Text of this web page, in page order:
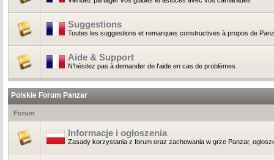
Suggestions
Toutes les suggestions et remarques constructives à propos de
Aide & Support
N'hésitez pas à demander de l'aide en cas de problèmes
Polskie Forum Panzar
Forum
Informacje i ogłoszenia
Zasady korzystania z forum oraz zachowania w grze Panzar,